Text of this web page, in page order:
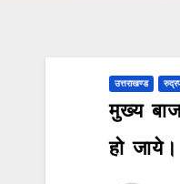
उत्तराखण्ड
मुख्य
हो जाये।